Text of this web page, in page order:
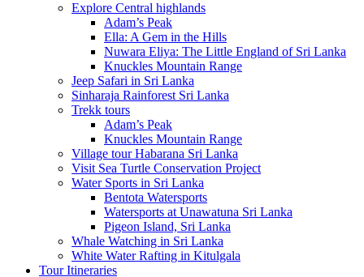
Explore Central highlands
Adam’s Peak
Ella: A Gem in the Hills
Nuwara Eliya: The Little England of Sri Lanka
Knuckles Mountain Range
Jeep Safari in Sri Lanka
Sinharaja Rainforest Sri Lanka
Trekk tours
Adam’s Peak
Knuckles Mountain Range
Village tour Habarana Sri Lanka
Visit Sea Turtle Conservation Project
Water Sports in Sri Lanka
Bentota Watersports
Watersports at Unawatuna Sri Lanka
Pigeon Island, Sri Lanka
Whale Watching in Sri Lanka
White Water Rafting in Kitulgala
Tour Itineraries